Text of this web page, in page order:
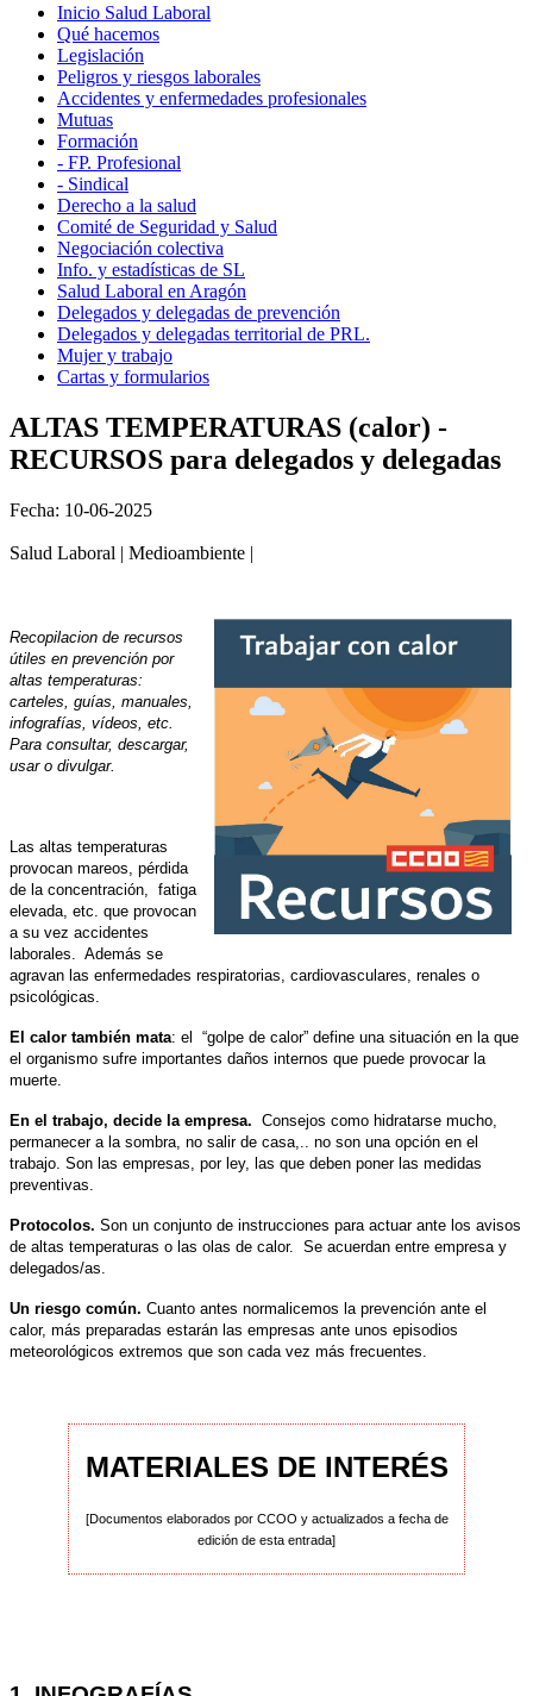
Inicio Salud Laboral
Qué hacemos
Legislación
Peligros y riesgos laborales
Accidentes y enfermedades profesionales
Mutuas
Formación
- FP. Profesional
- Sindical
Derecho a la salud
Comité de Seguridad y Salud
Negociación colectiva
Info. y estadísticas de SL
Salud Laboral en Aragón
Delegados y delegadas de prevención
Delegados y delegadas territorial de PRL.
Mujer y trabajo
Cartas y formularios
ALTAS TEMPERATURAS (calor) -
RECURSOS para delegados y delegadas
Fecha: 10-06-2025
Salud Laboral | Medioambiente |
Recopilacion de recursos
útiles en prevención por
altas temperaturas:
carteles, guías, manuales,
infografías, vídeos, etc.
Para consultar, descargar,
usar o divulgar.
Las altas temperaturas
provocan mareos, pérdida
de la concentración, fatiga
elevada, etc. que provocan
a su vez accidentes
laborales. Además se
agravan las enfermedades respiratorias, cardiovasculares, renales o
psicológicas.
El calor también mata: el “golpe de calor” define una situación en la que
el organismo sufre importantes daños internos que puede provocar la
muerte.
En el trabajo, decide la empresa. Consejos como hidratarse mucho,
permanecer a la sombra, no salir de casa,.. no son una opción en el
trabajo. Son las empresas, por ley, las que deben poner las medidas
preventivas.
Protocolos. Son un conjunto de instrucciones para actuar ante los avisos
de altas temperaturas o las olas de calor. Se acuerdan entre empresa y
delegados/as.
Un riesgo común. Cuanto antes normalicemos la prevención ante el
calor, más preparadas estarán las empresas ante unos episodios
meteorológicos extremos que son cada vez más frecuentes.
MATERIALES DE INTERÉS
[Documentos elaborados por CCOO y actualizados a fecha de
edición de esta entrada]